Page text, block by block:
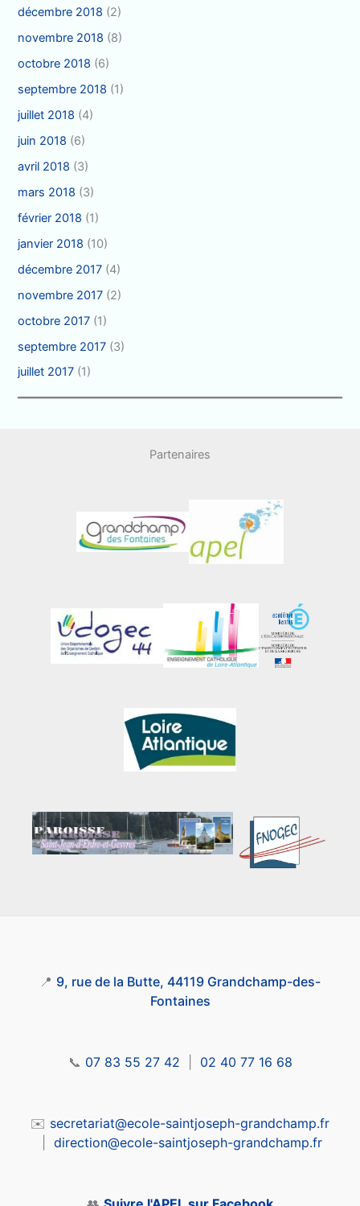
décembre 2018 (2)
novembre 2018 (8)
octobre 2018 (6)
septembre 2018 (1)
juillet 2018 (4)
juin 2018 (6)
avril 2018 (3)
mars 2018 (3)
février 2018 (1)
janvier 2018 (10)
décembre 2017 (4)
novembre 2017 (2)
octobre 2017 (1)
septembre 2017 (3)
juillet 2017 (1)
Partenaires
📍 9, rue de la Butte, 44119 Grandchamp-des-
Fontaines
📞 07 83 55 27 42 02 40 77 16 68
✉️ secretariat@ecole-saintjoseph-grandchamp.fr
direction@ecole-saintjoseph-grandchamp.fr